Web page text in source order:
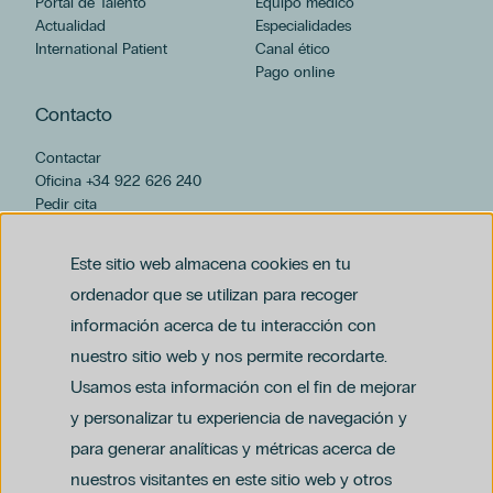
Este sitio web almacena cookies en tu
ordenador que se utilizan para recoger
información acerca de tu interacción con
nuestro sitio web y nos permite recordarte.
Usamos esta información con el fin de mejorar
y personalizar tu experiencia de navegación y
para generar analíticas y métricas acerca de
nuestros visitantes en este sitio web y otros
Actualidad
International Patient
Especialidades
Canal ético
Pago online
Contacto
Contactar
Oficina +34 922 626 240
Pedir cita
Política de privacidad y protección de datos
Política del canal ético (PDF)